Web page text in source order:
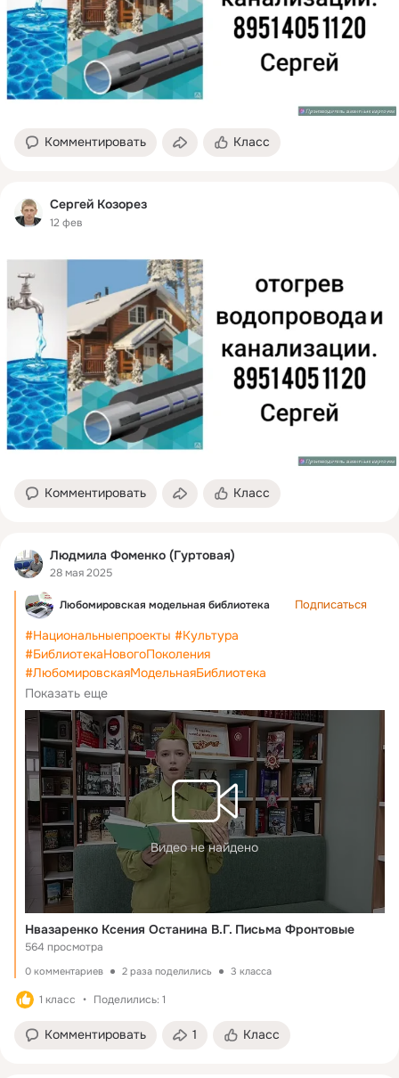
Комментировать Класс
Сергей Козорез
12 фев
Комментировать Класс
Людмила Фоменко (Гуртовая)
28 мая 2025
Любомировская модельная библиотека Подписаться
#Национальныепроекты #Культура
#БиблиотекаНовогоПоколения
#ЛюбомировскаяМодельнаяБиблиотека
#ПамятьВКаждомСлове
#РябининКонстантин_ПисьмаФронтовые
#ЧитаетНазаренкоКсения
Показать еще
Видео не найдено
Нвазаренко Ксения Останина В.Г. Письма Фронтовые
564 просмотра
0 комментариев 2 раза поделились 3 класса
1 класс Поделились: 1
Комментировать 1 Класс